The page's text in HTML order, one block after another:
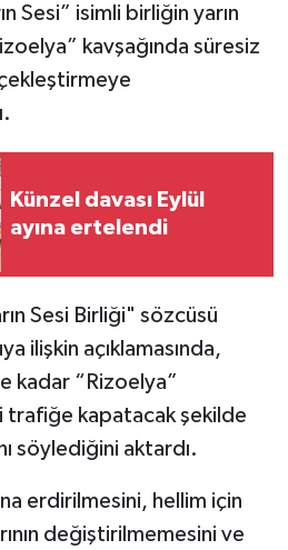
Sesi” isimli birliğin yarın
kavşağında süresiz
Künzel davası Eylül
ayına ertelendi
Sesi Birliği" sözcüsü
ilişkin açıklamasında,
kadar “Rizoelya”
trafiğe kapatacak şekilde
söylediğini aktardı.
erdirilmesini, hellim için
değiştirilmemesini ve